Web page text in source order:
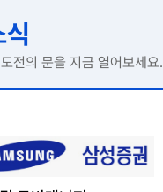
전의 문을 지금 열어보세요.